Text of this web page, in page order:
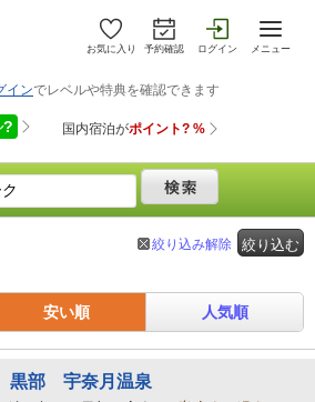
お気に入り 予約確認 ログイン メニュー
絞り込む
絞り込み解除
安い順 人気順
黒部 宇奈月温泉